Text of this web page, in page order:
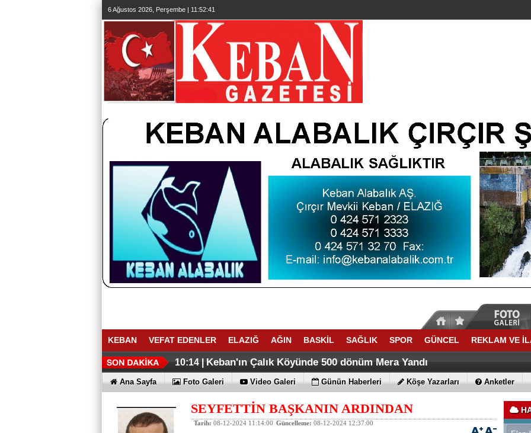
6 Ağustos 2026, Perşembe | 11:52:42
KEBAN VEFAT EDENLER ELAZIĞ AĞIN BASKİL SAĞLIK SPOR GÜNCEL REKLAM VE
10:14 | Keban'ın Çalık Köyünde 500 dönüm Mera Yandı
Ana Sayfa Foto Galeri Video Galeri Günün Haberleri Köşe Yazarları Anketler
SEYFETTİN BAŞKANIN ARDINDAN
Tarih: 08-12-2024 11:14:00 Güncelleme: 08-12-2024 12:37:00